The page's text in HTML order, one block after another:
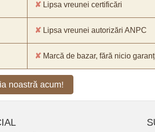
✘ Lipsa vreunei certificări
✘ Lipsa vreunei autorizări ANPC
✘ Marcă de bazar, fără nicio
noastră acum!